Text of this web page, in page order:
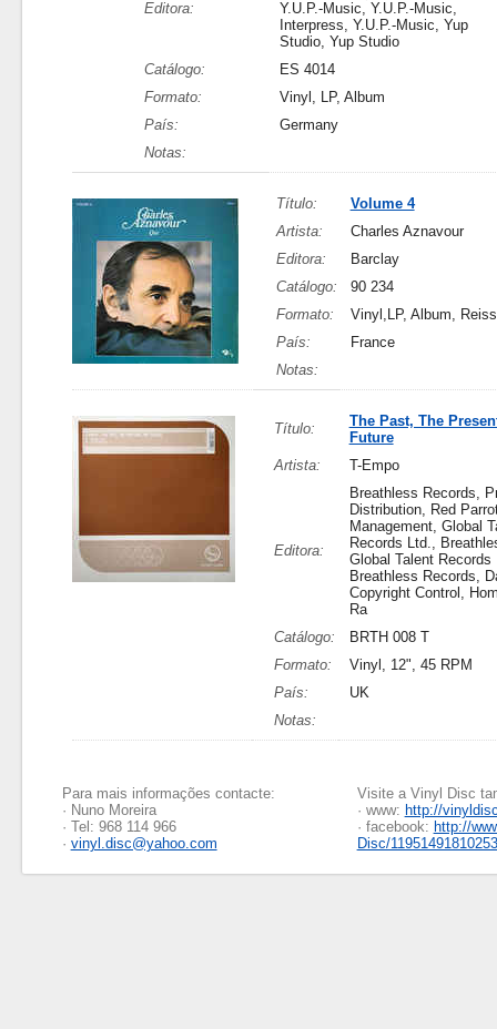
Editora:
Y.U.P.-Music, Y.U.P.-Music,
Interpress, Y.U.P.-Music, Yup
Studio, Yup Studio
Catálogo:
ES 4014
Formato:
Vinyl, LP, Album
País:
Germany
Notas:
Título:
Volume 4
Artista:
Charles Aznavour
Editora:
Barclay
Catálogo:
90 234
Formato:
Vinyl,LP, Album,
País:
France
Notas:
Título:
The Past, The
Future
Artista:
T-Empo
Editora:
Breathless Records,
Distribution, Red
Management, Global
Records Ltd.,
Global Talent Records
Breathless Records,
Copyright Control,
Ra
Catálogo:
BRTH 008 T
Formato:
Vinyl, 12", 45 RPM
País:
UK
Notas:
Para mais informações contacte:
· Nuno Moreira
· Tel: 968 114 966
· vinyl.disc@yahoo.com
Visite a Vinyl Disc
· www: http://
· facebook: http://
Disc/